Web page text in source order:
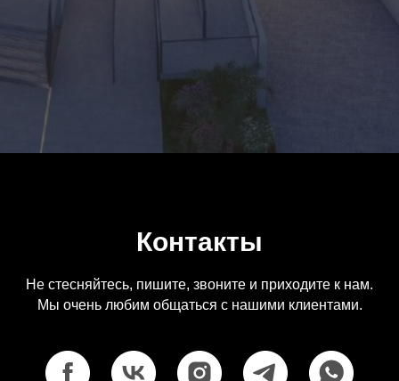
Контакты
Не стесняйтесь, пишите, звоните и приходите к нам.
Мы очень любим общаться с нашими клиентами.